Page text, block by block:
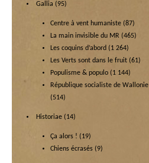
Gallia (95)
Centre à vent humaniste (87)
La main invisible du MR (465)
Les coquins d’abord (1 264)
Les Verts sont dans le fruit (61)
Populisme & populo (1 144)
République socialiste de Wallonie
(514)
Historiae (14)
Ça alors ! (19)
Chiens écrasés (9)